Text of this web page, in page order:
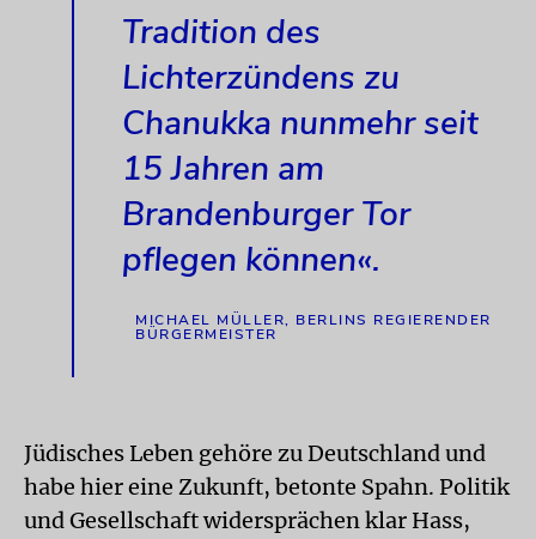
Tradition des
Lichterzündens zu
Chanukka nunmehr seit
15 Jahren am
Brandenburger Tor
pflegen können«.
MICHAEL MÜLLER, BERLINS REGIERENDER
BÜRGERMEISTER
Jüdisches Leben gehöre zu Deutschland und
habe hier eine Zukunft, betonte Spahn. Politik
und Gesellschaft widersprächen klar Hass,